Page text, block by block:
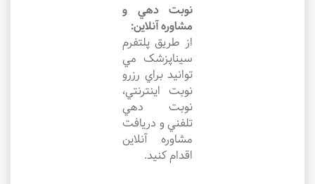
نوبت دهي و
مشاوره آنلاين:
از طريق پلتفرم
سيناپزشک مي
توانيد براي رزرو
نوبت اينترنتي،
نوبت دهي
تلفني و دريافت
مشاوره آنلاين
اقدام کنيد.